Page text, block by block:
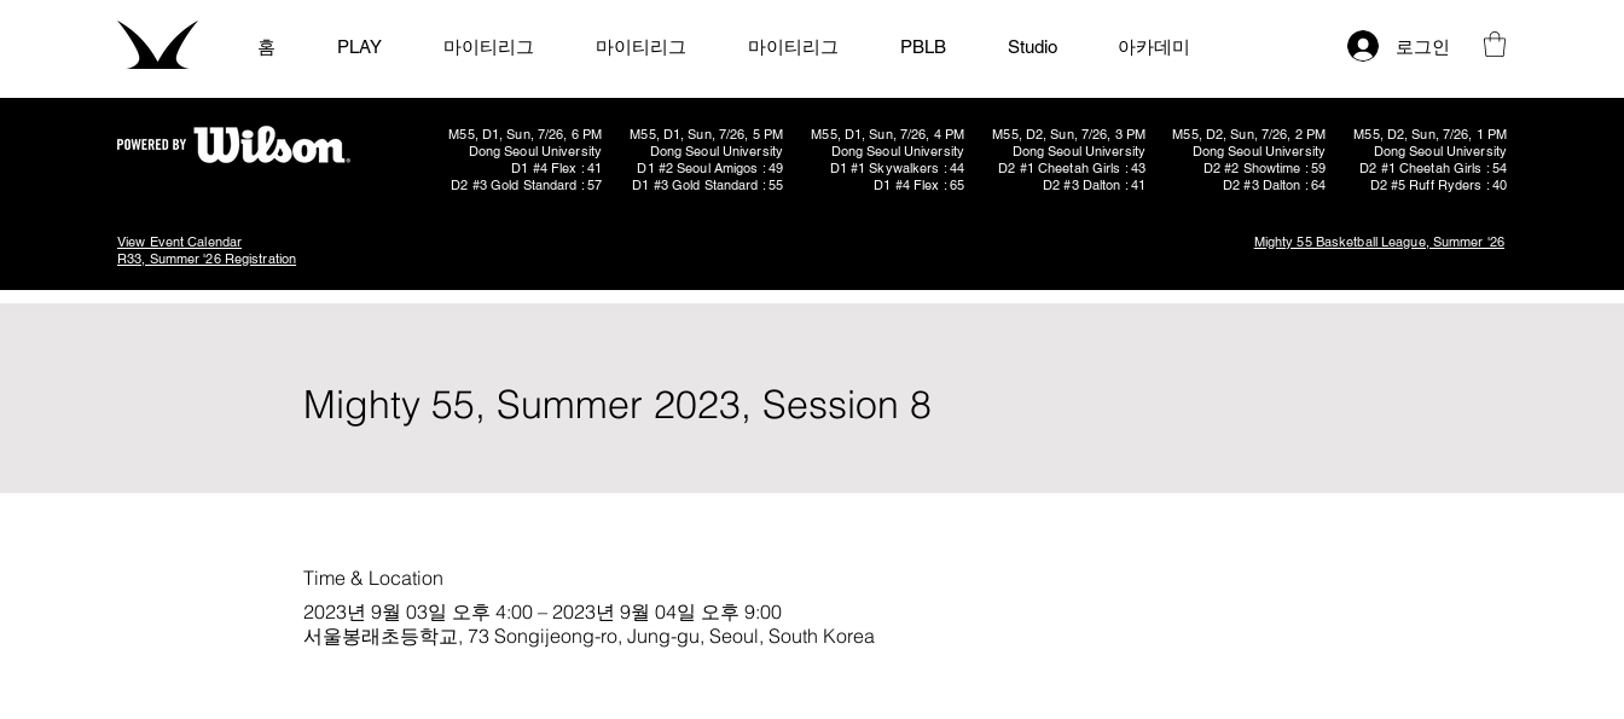
홈 PLAY 마이티리그 마이티리그 마이티리그 PBLB Studio 아카데미 로그인
M55, D1, Sun, 7/26, 6 PM
Dong Seoul University
D1 #4 Flex : 41
D2 #3 Gold Standard : 57
M55, D1, Sun, 7/26, 5 PM
Dong Seoul University
D1 #2 Seoul Amigos : 49
D1 #3 Gold Standard : 55
M55, D1, Sun, 7/26, 4 PM
Dong Seoul University
D1 #1 Skywalkers : 44
D1 #4 Flex : 65
M55, D2, Sun, 7/26, 2 PM
Dong Seoul University
D2 #2 Showtime : 59
D2 #3 Dalton : 64
M55, D2, Sun, 7/26, 3 PM
Dong Seoul University
D2 #1 Cheetah Girls : 43
D2 #3 Dalton : 41
M55, D2, Sun, 7/26, 1 PM
Dong Seoul University
D2 #1 Cheetah Girls : 54
D2 #5 Ruff Ryders : 40
View Event Calendar
R33, Summer '26 Registration
Mighty 55 Basketball League, Summer '26
Mighty 55, Summer 2023, Session 8
Time & Location
2023년 9월 03일 오후 4:00 – 2023년 9월 04일 오후 9:00
서울봉래초등학교, 73 Songijeong-ro, Jung-gu, Seoul, South Korea